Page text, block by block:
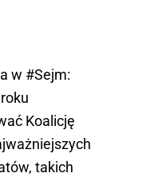
w #Sejm:
Koalicję
takich